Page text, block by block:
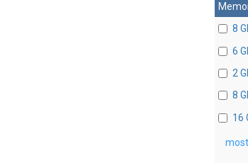
8
6
2
8
16